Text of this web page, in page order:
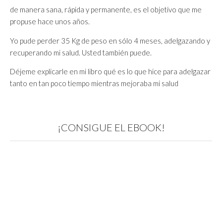
de manera sana, rápida y permanente, es el objetivo que me
propuse hace unos años.
Yo pude perder 35 Kg de peso en sólo 4 meses, adelgazando y
recuperando mi salud. Usted también puede.
Déjeme explicarle en mi libro qué es lo que hice para adelgazar
tanto en tan poco tiempo mientras mejoraba mi salud
¡CONSIGUE EL EBOOK!